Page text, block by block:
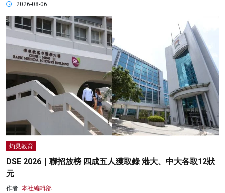
2026-08-06
灼見教育
DSE 2026｜聯招放榜 四成五人獲取錄 港大、中大各取12狀
元
作者: 本社編輯部